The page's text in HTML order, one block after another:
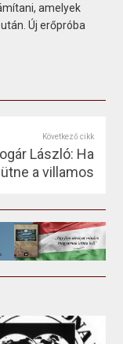
amelyek
Új erőpróba
Következő cikk
László: Ha
a villamos